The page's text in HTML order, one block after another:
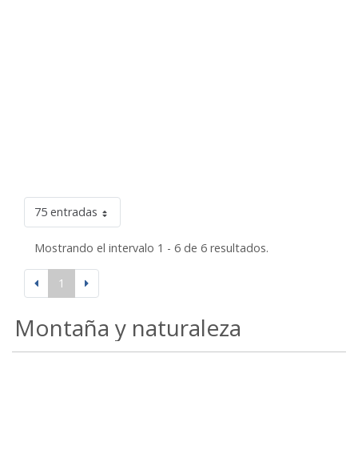
75 entradas
Mostrando el intervalo 1 - 6 de 6 resultados.
1
Montaña y naturaleza